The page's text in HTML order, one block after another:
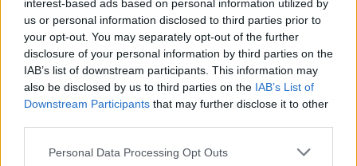
interest-based ads based on personal information utilized by
us or personal information disclosed to third parties prior to
your opt-out. You may separately opt-out of the further
disclosure of your personal information by third parties on the
IAB’s list of downstream participants. This information may
also be disclosed by us to third parties on the IAB’s List of
Downstream Participants that may further disclose it to other
Please note that this website/app uses one or more Google
Personal Data Processing Opt Outs
#4. Απλώστε το περίγραμμα από την μέση του
άνω ή κάτω βλεφάρου, τραβώντας το λίγο πιο έξω